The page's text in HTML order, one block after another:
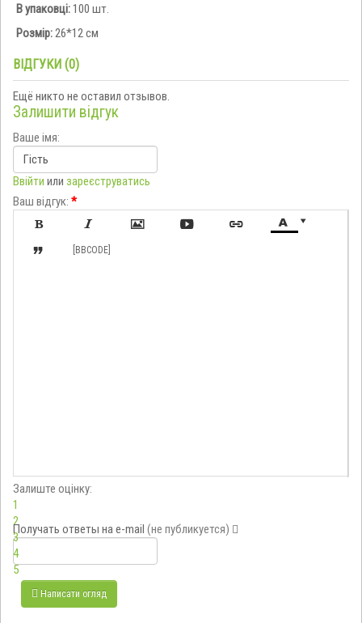
В упаковці:100 шт.
Розмір: 26*12 см
ВІДГУКИ (0)
Ещё никто не оставил отзывов.
Залишити відгук
Ваше імя:
Ввійти или зареєструватись
Ваш відгук: *

     
 [BBCODE]
Залиште оцінку:
1
2
3
4
5
Получать ответы на e-mail (не публикуется)
Написати огляд